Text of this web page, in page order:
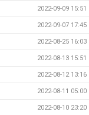
2022-09-09 15:51
2022-09-07 17:45
2022-08-25 16:03
2022-08-13 15:51
2022-08-12 13:16
2022-08-11 05:00
2022-08-10 23:20